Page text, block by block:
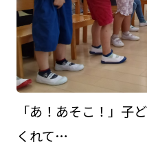
「あ！あそこ！」子
くれて…